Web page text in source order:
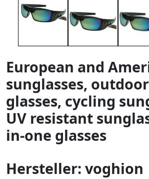
European and
sunglasses,
glasses, cycling
UV resistant
in-one glasses
Hersteller: voghion